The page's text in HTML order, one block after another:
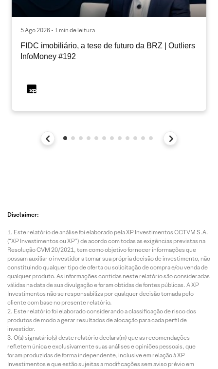
5 Ago 2026 • 1 min de leitura
FIDC imobiliário, a tese de futuro da BRZ | Outliers
InfoMoney #192
Disclaimer:
Este relatório de análise foi elaborado pela XP Investimentos CCTVM S.A.
(“XP Investimentos ou XP”) de acordo com todas as exigências previstas na
Resolução CVM 20/2021, tem como objetivo fornecer informações que
possam auxiliar o investidor a tomar sua própria decisão de investimento, não
constituindo qualquer tipo de oferta ou solicitação de compra e/ou venda de
qualquer produto. As informações contidas neste relatório são consideradas
válidas na data de sua divulgação e foram obtidas de fontes públicas. A XP
Investimentos não se responsabiliza por qualquer decisão tomada pelo
cliente com base no presente relatório.
Este relatório foi elaborado considerando a classificação de risco dos
produtos de modo a gerar resultados de alocação para cada perfil de
investidor.
O(s) signatário(s) deste relatório declara(m) que as recomendações
refletem única e exclusivamente suas análises e opiniões pessoais, que
foram produzidas de forma independente, inclusive em relação à XP
Investimentos e que estão sujeitas a modificações sem aviso prévio em